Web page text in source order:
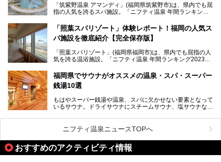
いスーパー銭湯を一挙ご紹介します。
「筑紫野温泉 アマンディ」(福岡県筑紫野市)は、県内でも屈
指の人気を誇るスパ施設。「ニフティ温泉 年間ランキング2
入浴客で賑わっています。
そこで今回は、ニフティ温泉ライターである筆者が現地訪
ーム・併設するレストランを体験し、それらの全貌を徹底紹
介します！
「照葉スパリゾート」体験レポート！福岡の人気ス
パ施設を徹底紹介【完全保存版】
「照葉スパリゾート」(福岡県福岡市)は、県内でも屈指の人
気を誇る温浴施設。「ニフティ温泉 年間ランキング2023」
常連客で賑わっています。
そこで今回は、ニフティ温泉ライターである筆者が現地体
ューズメント・宿泊施設・グルメ・その他施設まで、多彩な
る全貌と魅力を徹底紹介します！
福岡県でサウナがオススメの温泉・スパ・スーパー
銭湯10選
もはやスーパー銭湯や温泉、スパに欠かせない要素となって
いるサウナ。ドライサウナにスチームサウナ、塩サウナな
ペース、ロウリュウなど、心ゆくまで楽しむためのサービス
が充実した施設も多くみられます。
今回はそんなサウナにこだわった、福岡県内のオススメ温
泉・銭湯・スパを10件紹介したいと思います！
ニフティ温泉ニュースTOPへ
おすすめのアクティビティ情報